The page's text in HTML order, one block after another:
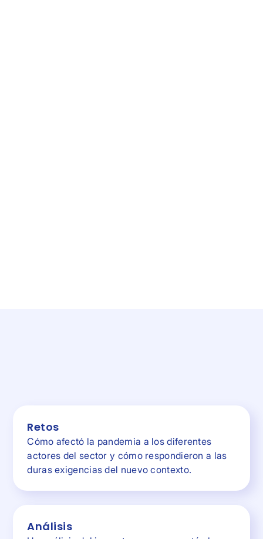
Retos
Cómo afectó la pandemia a los diferentes
actores del sector y cómo respondieron a las
duras exigencias del nuevo contexto.
Análisis